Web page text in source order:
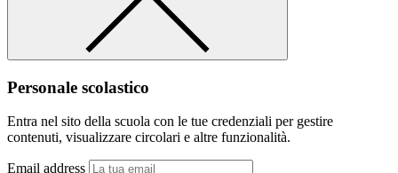
Personale scolastico
Entra nel sito della scuola con le tue credenziali per gestire
contenuti, visualizzare circolari e altre funzionalità.
Email address